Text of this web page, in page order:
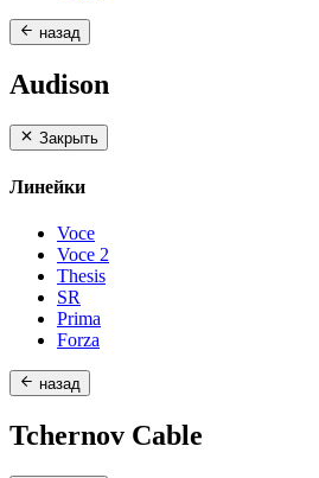
назад
Audison
Закрыть
Линейки
Voce
Voce 2
Thesis
SR
Prima
Forza
назад
Tchernov Cable